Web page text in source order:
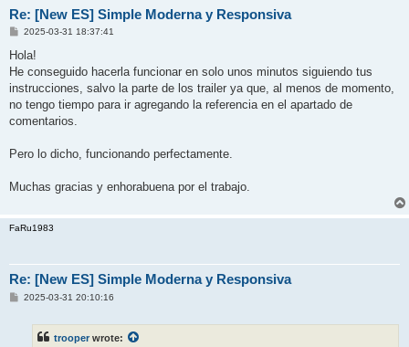
Re: [New ES] Simple Moderna y Responsiva
P
s
2025-03-31 18:37:41
Hola!
He conseguido hacerla funcionar en solo unos minutos siguiendo tus
instrucciones, salvo la parte de los trailer ya que, al menos de momento,
no tengo tiempo para ir agregando la referencia en el apartado de
comentarios.
Pero lo dicho, funcionando perfectamente.
Muchas gracias y enhorabuena por el trabajo.
FaRu1983
Re: [New ES] Simple Moderna y Responsiva
P2025-03-31 20:10:16
trooper wrote: